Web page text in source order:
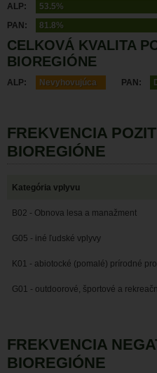
ALP: 53.5%
PAN:
81.8%
CELKOVÁ KVALITA
BIOREGIÓNE
ALP: Nevyhovujúca PAN:
FREKVENCIA
BIOREGIÓNE
Kategória vplyvu
B02 - Obnova lesa a manažment
G05 - iné ľudské vplyvy
K01 - abiotocké (pomalé) prírodné
G01 - outdoorové, športové a
FREKVENCIA
BIOREGIÓNE